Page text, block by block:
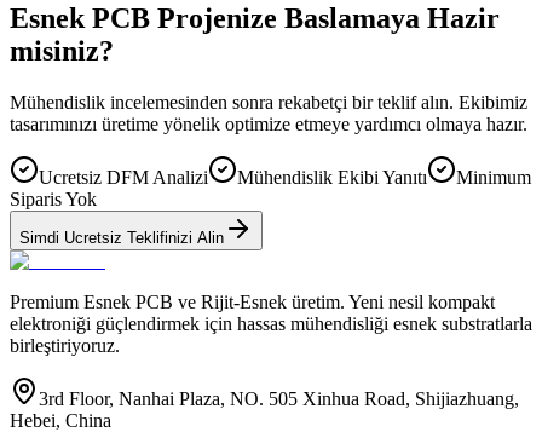
Esnek PCB Projenize Baslamaya Hazir
misiniz?
Mühendislik incelemesinden sonra rekabetçi bir teklif alın. Ekibimiz
tasarımınızı üretime yönelik optimize etmeye yardımcı olmaya hazır.
Ucretsiz DFM Analizi Mühendislik Ekibi Yanıtı
Minimum
Siparis Yok
Simdi Ucretsiz Teklifinizi Alin
Premium Esnek PCB ve Rijit-Esnek üretim. Yeni nesil kompakt
elektroniği güçlendirmek için hassas mühendisliği esnek substratlarla
birleştiriyoruz.
3rd Floor, Nanhai Plaza, NO. 505 Xinhua Road, Shijiazhuang,
Hebei, China